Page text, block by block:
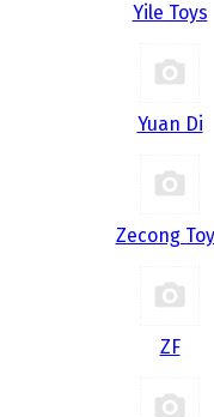
Yile Toys
Yuan Di
Zecong
ZF